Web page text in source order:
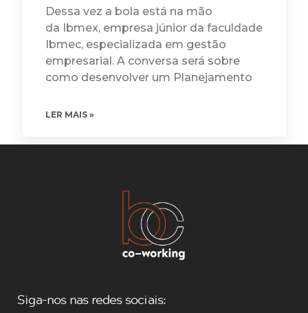
Dessa vez a bola está na mão
da Ibmex, empresa júnior da faculdade
Ibmec, especializada em gestão
empresarial. A conversa será sobre
como desenvolver um Planejamento
LER MAIS »
Siga-nos nas redes sociais: